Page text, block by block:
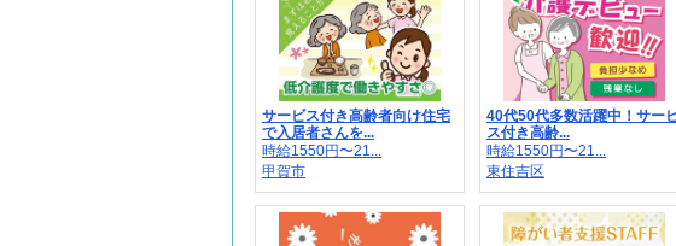
サービス付き高齢者向け住宅
で入居者さんを...
時給1550円〜21...
甲賀市
40代50代多数活躍中！サー
ス付き高齢...
時給1550円〜21...
東住吉区